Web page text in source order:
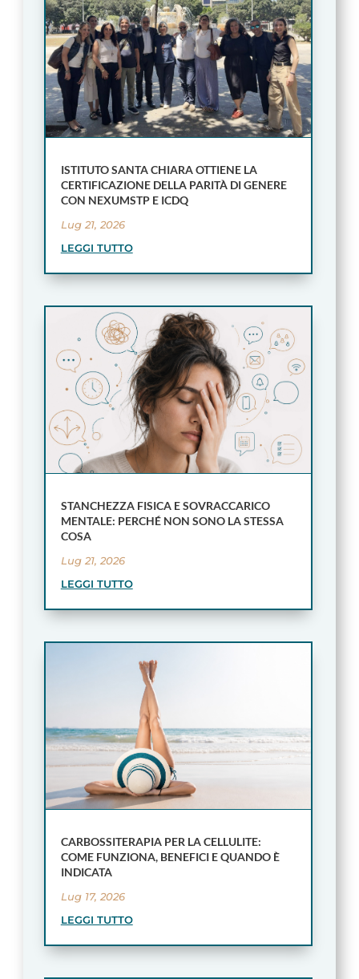
ISTITUTO SANTA CHIARA OTTIENE LA
CERTIFICAZIONE DELLA PARITÀ DI GENERE
CON NEXUMSTP E ICDQ
Lug 21, 2026
LEGGI TUTTO
STANCHEZZA FISICA E SOVRACCARICO
MENTALE: PERCHÉ NON SONO LA STESSA
COSA
Lug 21, 2026
LEGGI TUTTO
CARBOSSITERAPIA PER LA CELLULITE:
COME FUNZIONA, BENEFICI E QUANDO È
INDICATA
Lug 17, 2026
LEGGI TUTTO